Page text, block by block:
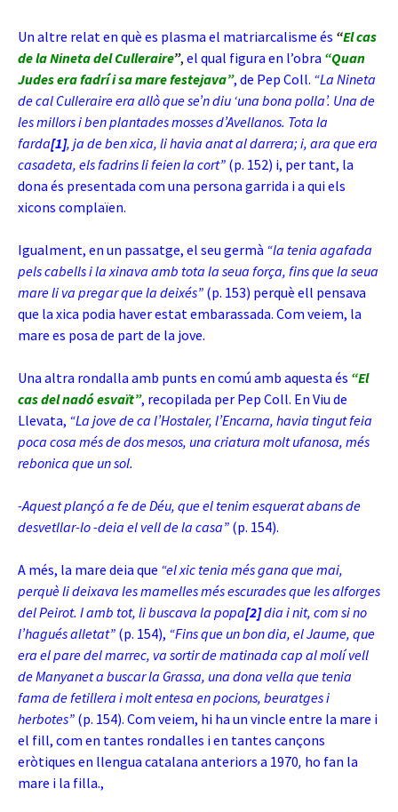
Un altre relat en què es plasma el matriarcalisme és “El cas
de la Nineta del Culleraire”, el qual figura en l’obra “Quan
Judes era fadrí i sa mare festejava”, de Pep Coll. “La Nineta
de cal Culleraire era allò que se’n diu ‘una bona polla’. Una de
les millors i ben plantades mosses d’Avellanos. Tota la
farda[1], ja de ben xica, li havia anat al darrera; i, ara que era
casadeta, els fadrins li feien la cort” (p. 152) i, per tant, la
dona és presentada com una persona garrida i a qui els
xicons complaïen.
Igualment, en un passatge, el seu germà “la tenia agafada
pels cabells i la xinava amb tota la seua força, fins que la seua
mare li va pregar que la deixés” (p. 153) perquè ell pensava
que la xica podia haver estat embarassada. Com veiem, la
mare es posa de part de la jove.
Una altra rondalla amb punts en comú amb aquesta és “El
cas del nadó esvaït”, recopilada per Pep Coll. En Viu de
Llevata, “La jove de ca l’Hostaler, l’Encarna, havia tingut feia
poca cosa més de dos mesos, una criatura molt ufanosa, més
rebonica que un sol.
-Aquest plançó a fe de Déu, que el tenim esquerat abans de
desvetllar-lo -deia el vell de la casa” (p. 154).
A més, la mare deia que “el xic tenia més gana que mai,
perquè li deixava les mamelles més escurades que les alforges
del Peirot. I amb tot, li buscava la popa[2]dia i nit, com si no
l’hagués alletat” (p. 154), “Fins que un bon dia, el Jaume, que
era el pare del marrec, va sortir de matinada cap al molí vell
de Manyanet a buscar la Grassa, una dona vella que tenia
fama de fetillera i molt entesa en pocions, beuratges i
herbotes” (p. 154). Com veiem, hi ha un vincle entre la mare i
el fill, com en tantes rondalles i en tantes cançons
eròtiques en llengua catalana anteriors a 1970, ho fan la
mare i la filla.,